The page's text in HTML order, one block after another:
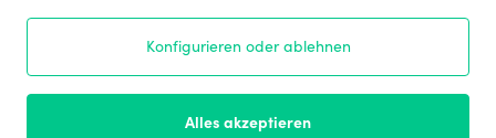
Kontakt
Konfigurieren oder ablehnen
Alles akzeptieren